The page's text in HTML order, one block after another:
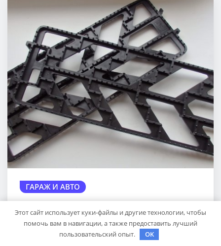
ГАРАЖ И АВТО
Антипробуксовочные траки: Обзор
и Преимущества
pristroykin_ Окт 6, 2024
Этот сайт использует куки-файлы и другие технологии, чтобы
помочь вам в навигации, а также предоставить лучший
пользовательский опыт.
OK